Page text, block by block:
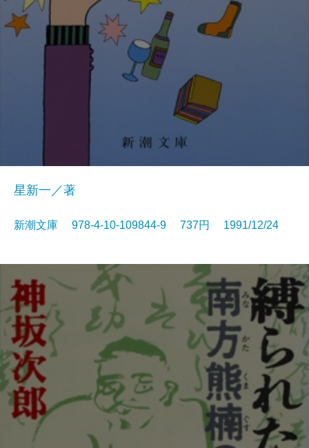
星新一／著
新潮文庫 978-4-10-109844-9 737円 1991/12/24